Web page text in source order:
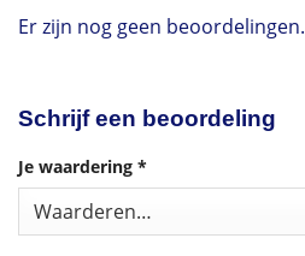
Er zijn nog geen beoordelingen.
Schrijf een beoordeling
Je waardering *